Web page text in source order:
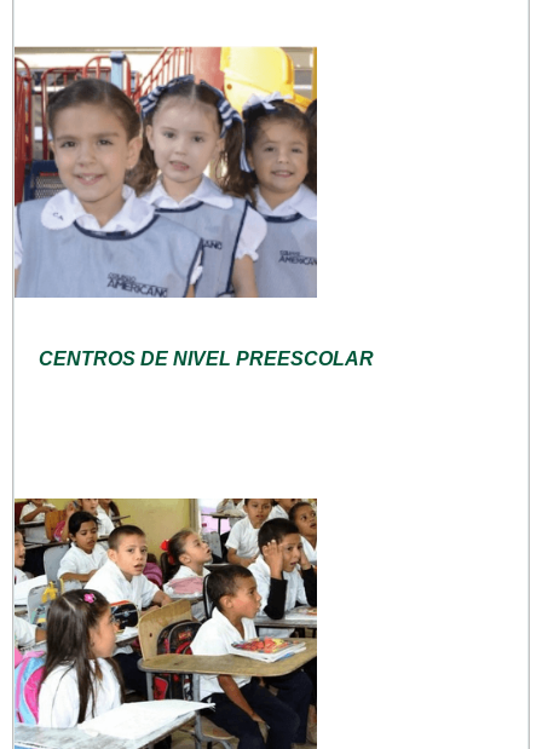
CENTROS DE NIVEL PREESCOLAR